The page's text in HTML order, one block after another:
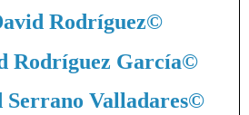
Rodríguez©
Rodríguez García©
Serrano Valladares©